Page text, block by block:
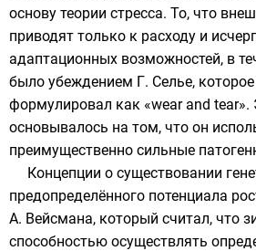
основу теории стресса. То, что
приводят только к расходу и
адаптационных возможностей, в
было убеждением Г. Селье,
формулировал как «wear and tear».
основывалось на том, что он
преимущественно сильные
Концепции о существовании
предопределённого потенциала
А. Вейсмана, который считал, что
способностью осуществлять